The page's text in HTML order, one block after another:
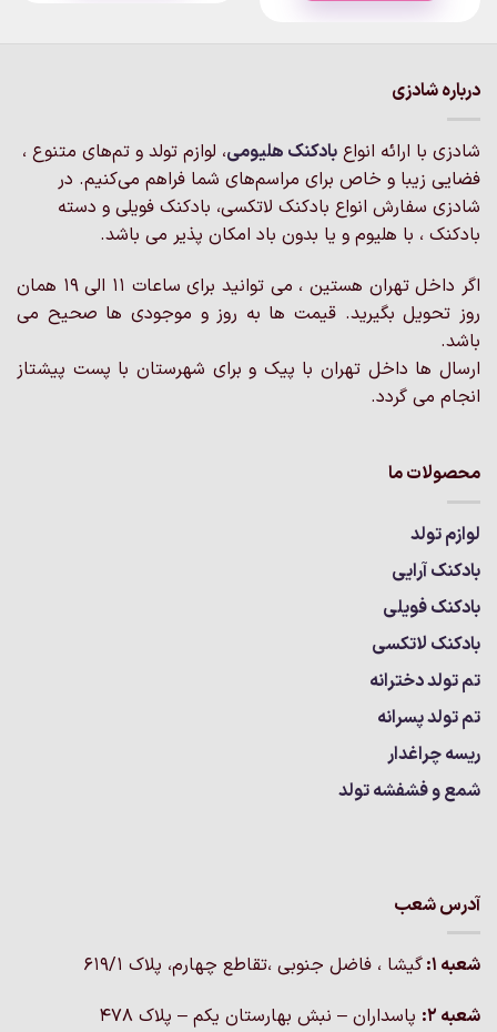
گزینه
ها
ممکن
است
صفحه
محصول
انتخاب
درباره شادزی
شادزی با ارائه انواع بادکنک‌ هلیومی، لوازم تولد و تم‌های متنوع ،
فضایی زیبا و خاص برای مراسم‌های شما فراهم می‌کنیم. در
شادزی سفارش انواع بادکنک لاتکسی، بادکنک فویلی و دسته
بادکنک ، با هلیوم و یا بدون باد امکان پذیر می باشد.
اگر داخل تهران هستین ، می توانید برای ساعات 11 الی 19 همان
روز تحویل بگیرید. قیمت ها به روز و موجودی ها صحیح می
باشد.
ارسال ها داخل تهران با پیک و برای شهرستان با پست پیشتاز
انجام می گردد.
محصولات ما
لوازم تولد
بادکنک آرایی
بادکنک فویلی
بادکنک لاتکسی
تم تولد دخترانه
تم تولد پسرانه
ریسه چراغدار
شمع و فشفشه تولد
آدرس شعب
شعبه 1:
گيشا ، فاضل جنوبی ،تقاطع چهارم، پلاک 619/1
شعبه 2:
پاسداران – نبش بهارستان یکم – پلاک ۴۷۸